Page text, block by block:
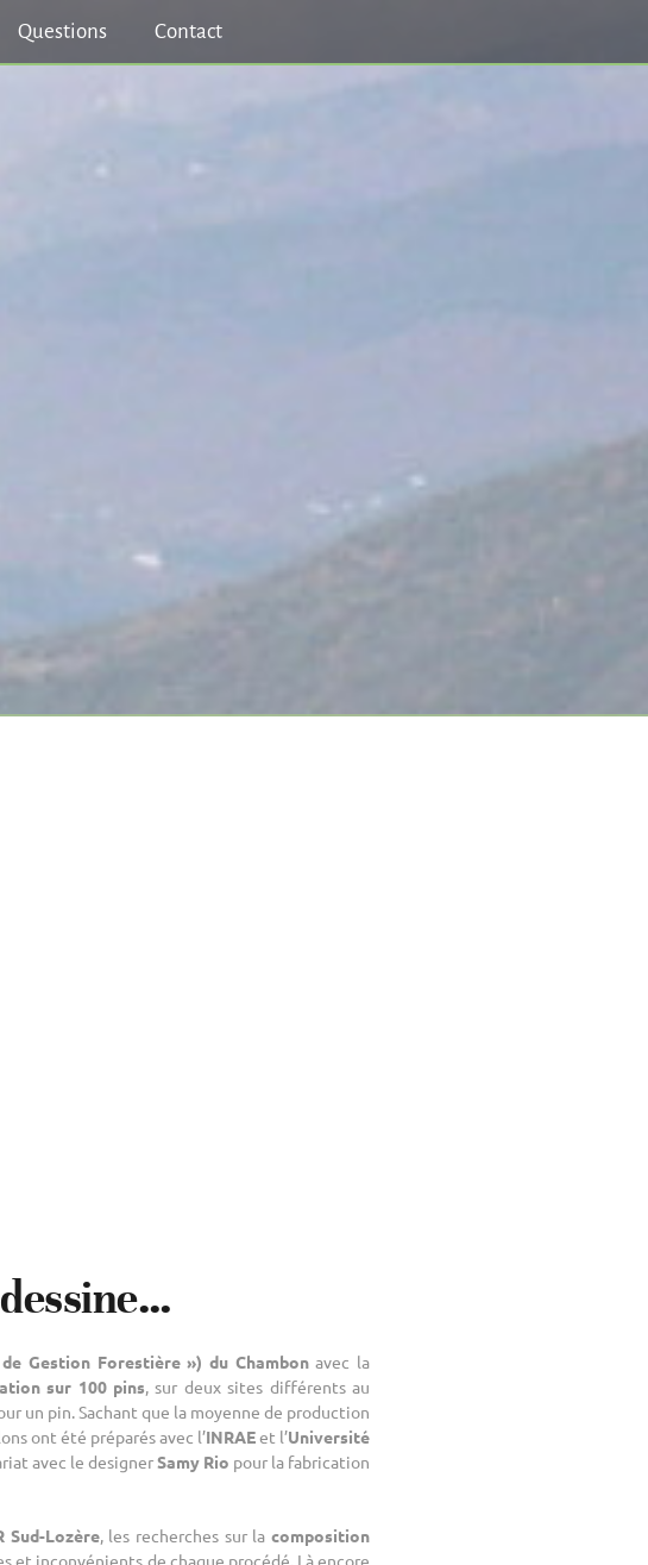
Questions Contact
Gestion Forestière ») du Chambonavec la
sur 100 pins, sur deux sites différents au
un pin. Sachant que la moyenne de production
ont été préparés avec l’INRAEet l’Université
avec le designerSamy Rio pour la fabrication
Sud-Lozère, les recherches sur lacomposition
et inconvénients de chaque procédé. Là encore